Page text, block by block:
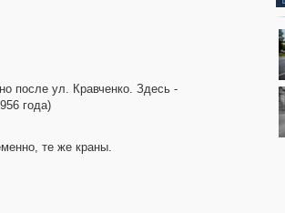
после ул. Кравченко. Здесь -
года)
те же краны.